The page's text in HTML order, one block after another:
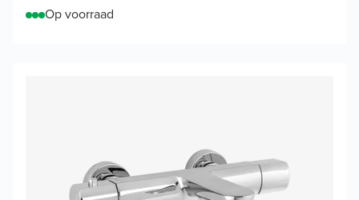
Op voorraad